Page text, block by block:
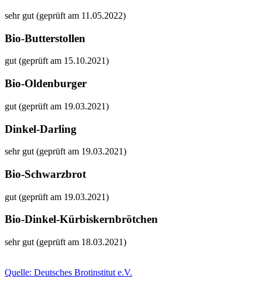
sehr gut (geprüft am 11.05.2022)
Bio-Butterstollen
gut (geprüft am 15.10.2021)
Bio-Oldenburger
gut (geprüft am 19.03.2021)
Dinkel-Darling
sehr gut (geprüft am 19.03.2021)
Bio-Schwarzbrot
gut (geprüft am 19.03.2021)
Bio-Dinkel-Kürbiskernbrötchen
sehr gut (geprüft am 18.03.2021)
Quelle: Deutsches Brotinstitut e.V.